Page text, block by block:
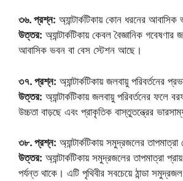
৩৬. প্রশ্ন: অ্যান্টার্কটিকায় কোন ধরনের
উত্তর: অ্যান্টার্কটিকায় কেবল বৈজ্ঞানিক
আবাসিক ভবন বা বেস স্টেশন আছে।
৩৭. প্রশ্ন: অ্যান্টার্কটিকায় জলবায়ু পরিবর্তনের
উত্তর: অ্যান্টার্কটিকায় জলবায়ু পরিবর্তনের ফলে
উচ্চতা বাড়ছে এবং প্রাকৃতিক বাস্তুতন্ত্রের
৩৮. প্রশ্ন: অ্যান্টার্কটিকায় সমুদ্রজলের
উত্তর: অ্যান্টার্কটিকায় সমুদ্রজলের তাপমাত্রা
পর্যন্ত থাকে। এটি পৃথিবীর সবচেয়ে ঠান্ডা